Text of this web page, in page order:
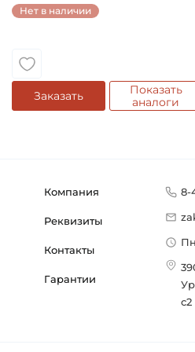
Нет в наличии
Заказать
Показать
аналоги
Компания
Реквизиты
Контакты
Гарантии
8-
с2